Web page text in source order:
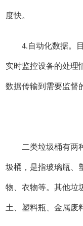
度快。
4.自动化数据。
实时监控设备的处理
数据传输到需要监督
二类垃圾桶有两
圾桶，是指玻璃瓶、
物、衣物等。其他垃
土、塑料瓶、金属废